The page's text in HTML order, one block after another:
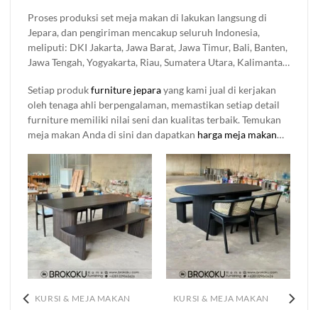
bar dan lain sebagainya
mewah dalam ruangan, semuanya tersedia di sini. Setiap
produkmebel jatiyang kami jual di buat dengan detail dan
bahan berkualitas, jadi Anda nggak perlu khawatir soal
kualitasnya.
Proses produksi set meja makan di lakukan langsung di
Jepara, dan pengiriman mencakup seluruh Indonesia,
meliputi: DKI Jakarta, Jawa Barat, Jawa Timur, Bali, Banten,
Jawa Tengah, Yogyakarta, Riau, Sumatera Utara, Kalimantan
Sulawesi Utara, Lampung, Aceh, Kalimantan Selatan, Nusa
Tenggara Barat (NTB), Sumatera Barat, Kalimantan Tengah,
Maluku, Nusa Tenggara Timur (NTT), Bengkulu, Maluku
Utara, Sulawesi Tenggara, Sulawesi Tengah, Kalimantan
Barat, Papua, Jambi, Gorontalo, Sulawesi Barat, Bangka
Belitung, Kalimantan Utara, Kepulauan Bangka Belitung,
Sumatera Selatan, Kalimantan Timur, Kalimantan Tengah
Setiap produkfurniture jeparayang kami jual di kerjakan
oleh tenaga ahli berpengalaman, memastikan setiap detail
furniture memiliki nilai seni dan kualitas terbaik. Temukan
meja makan Anda di sini dan dapatkan harga meja makan
KURSI & MEJA MAKAN KURSI & MEJA MAKAN